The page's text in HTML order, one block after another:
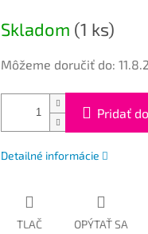
Skladom (1 ks)
Môžeme doručiť do:
Pridať
Detailné informácie
TLAČ OPÝTAŤ SA